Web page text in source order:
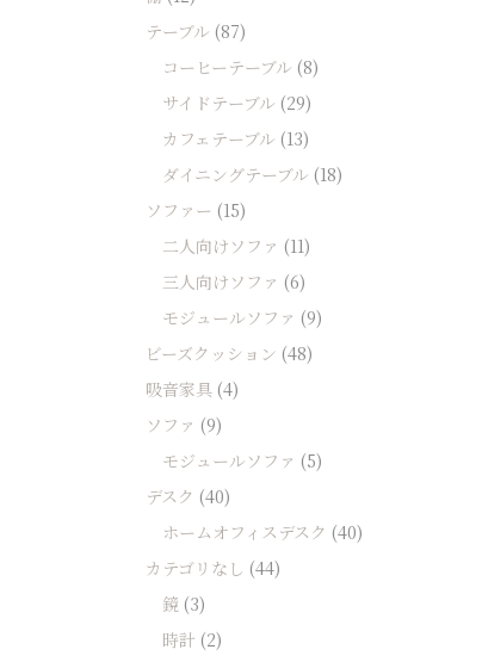
テーブル (87)
コーヒーテーブル (8)
サイドテーブル (29)
カフェテーブル (13)
ダイニングテーブル (18)
ソファー (15)
二人向けソファ (11)
三人向けソファ (6)
モジュールソファ (9)
ビーズクッション (48)
吸音家具 (4)
ソファ (9)
モジュールソファ (5)
デスク (40)
ホームオフィスデスク (40)
カテゴリなし (44)
鏡 (3)
時計 (2)